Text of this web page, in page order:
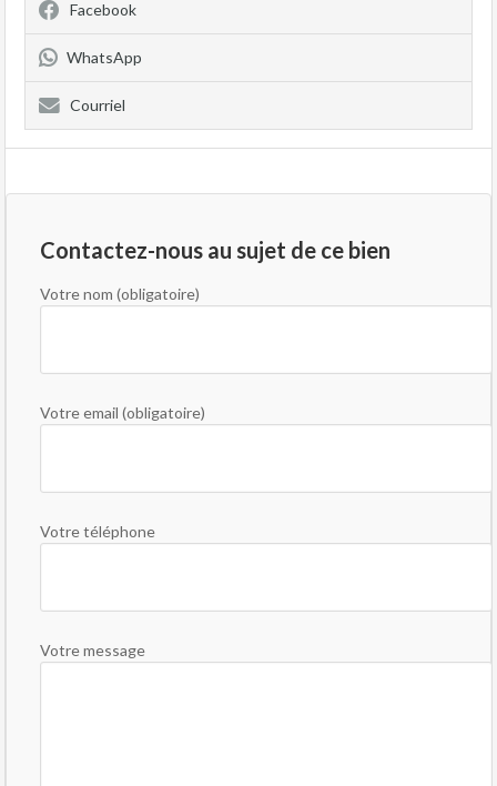
Facebook
WhatsApp
Courriel
Contactez-nous au sujet de ce bien
Votre nom (obligatoire)
Votre email (obligatoire)
Votre téléphone
Votre message